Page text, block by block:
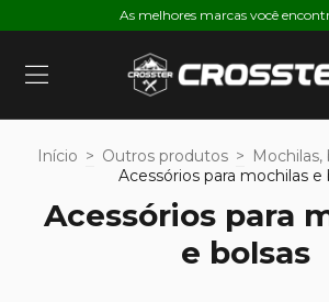
As melhores marcas você
Início > Outros produtos > Mochilas,
Acessórios para mochilas e
Acessórios para
e bolsas